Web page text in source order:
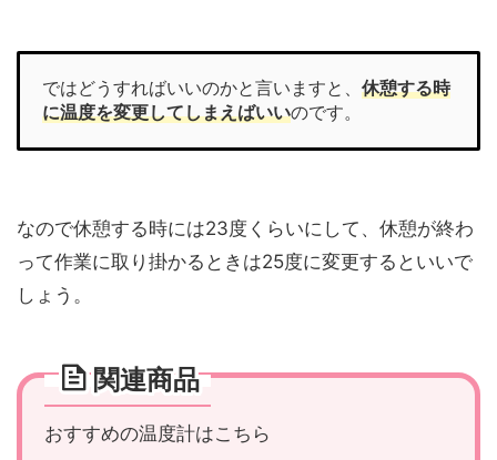
ではどうすればいいのかと言いますと、 休憩する時
に温度を変更してしまえばいいのです。
なので休憩する時には23度くらいにして、休憩が終わ
って作業に取り掛かるときは25度に変更するといいで
しょう。
関連商品
おすすめの温度計はこちら